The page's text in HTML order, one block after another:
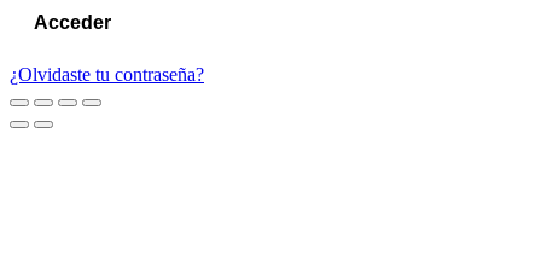
¿Olvidaste tu contraseña?